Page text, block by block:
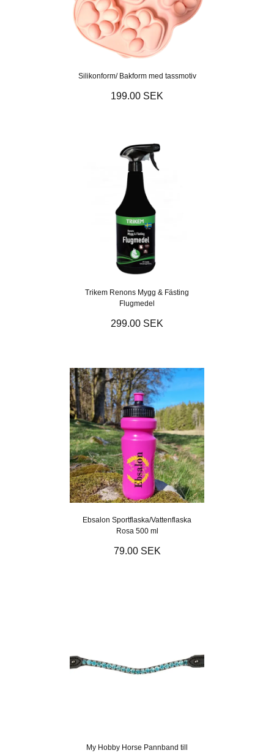
Silikonform/ Bakform med tassmotiv
199.00 SEK
Trikem Renons Mygg & Fästing
Flugmedel
299.00 SEK
Ebsalon Sportflaska/Vattenflaska
Rosa 500 ml
79.00 SEK
My Hobby Horse Pannband till